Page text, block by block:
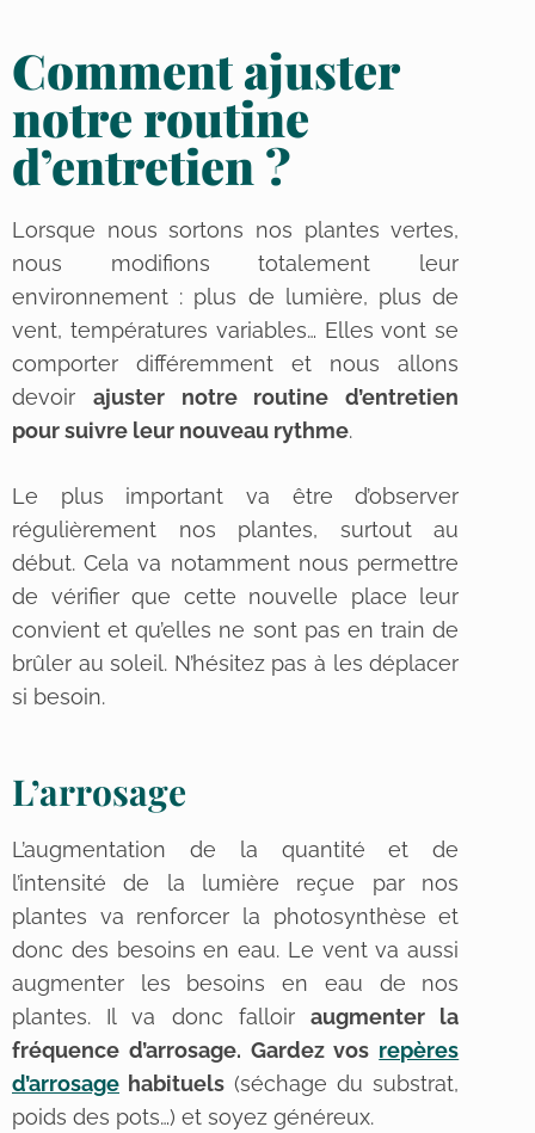
Comment ajuster
notre routine
d’entretien ?
Lorsque nous sortons nos plantes vertes,
nous modifions totalement leur
environnement : plus de lumière, plus de
vent, températures variables… Elles vont se
comporter différemment et nous allons
devoir ajuster notre routine d’entretien
pour suivre leur nouveau rythme.
Le plus important va être d’observer
régulièrement nos plantes, surtout au
début. Cela va notamment nous permettre
de vérifier que cette nouvelle place leur
convient et qu’elles ne sont pas en train de
brûler au soleil. N’hésitez pas à les déplacer
si besoin.
L’arrosage
L’augmentation de la quantité et de
l’intensité de la lumière reçue par nos
plantes va renforcer la photosynthèse et
donc des besoins en eau. Le vent va aussi
augmenter les besoins en eau de nos
plantes. Il va donc falloiraugmenter la
fréquence d’arrosage. Gardez vos repères
d’arrosage habituels (séchage du substrat,
poids des pots…) et soyez généreux.